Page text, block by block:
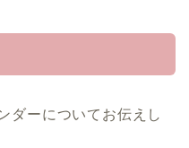
ダーについてお伝えし